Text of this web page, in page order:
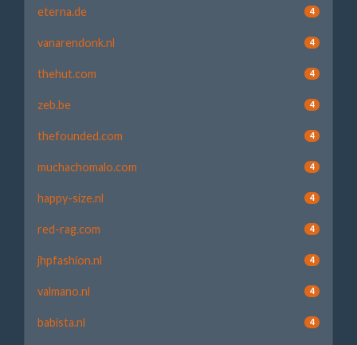
eterna.de 4
vanarendonk.nl 4
thehut.com 4
zeb.be 4
thefounded.com 4
muchachomalo.com 4
happy-size.nl 4
red-rag.com 4
jhpfashion.nl 4
valmano.nl 4
babista.nl 4